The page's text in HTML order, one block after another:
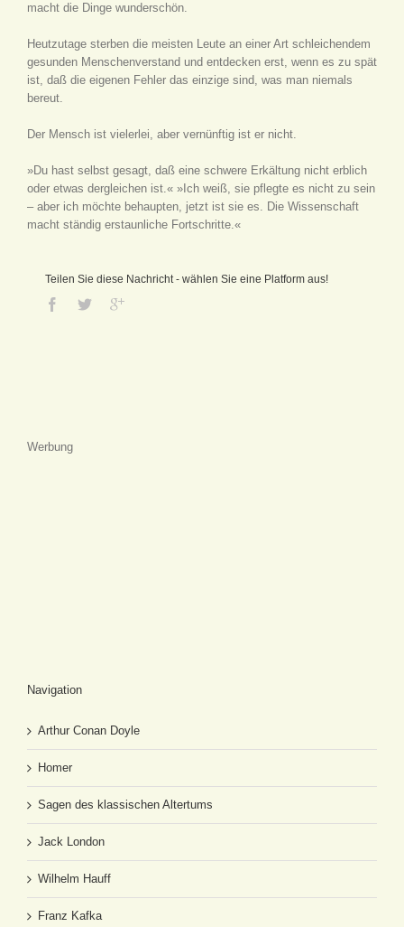
macht die Dinge wunderschön.
Heutzutage sterben die meisten Leute an einer Art schleichendem
gesunden Menschenverstand und entdecken erst, wenn es zu spät
ist, daß die eigenen Fehler das einzige sind, was man niemals
bereut.
Der Mensch ist vielerlei, aber vernünftig ist er nicht.
»Du hast selbst gesagt, daß eine schwere Erkältung nicht erblich
oder etwas dergleichen ist.« »Ich weiß, sie pflegte es nicht zu sein
– aber ich möchte behaupten, jetzt ist sie es. Die Wissenschaft
macht ständig erstaunliche Fortschritte.«
Teilen Sie diese Nachricht - wählen Sie eine Platform aus!
Werbung
Navigation
Arthur Conan Doyle
Homer
Sagen des klassischen Altertums
Jack London
Wilhelm Hauff
Franz Kafka